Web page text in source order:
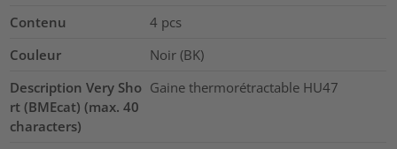
Contenu 4 pcs
Couleur
Noir (BK)
Description Very Sho
rt (BMEcat) (max. 40
characters)
Gaine thermorétractable HU47